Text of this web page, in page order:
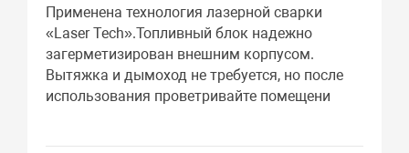
Применена технология лазерной сварки
«Laser Tech».Топливный блок надежно
загерметизирован внешним корпусом.
Вытяжка и дымоход не требуется, но после
использования проветривайте помещени